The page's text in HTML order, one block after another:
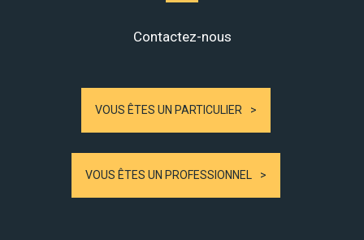
Contactez-nous
VOUS ÊTES UN PARTICULIER
VOUS ÊTES UN PROFESSIONNEL